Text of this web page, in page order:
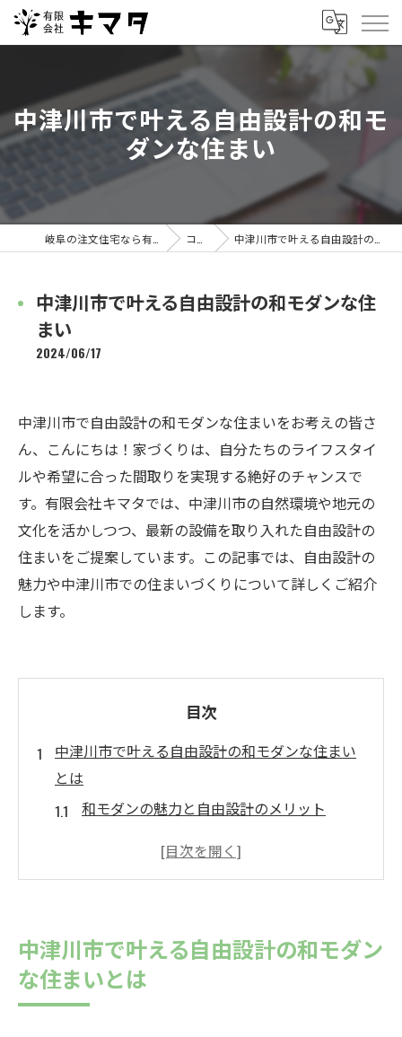
中津川市で叶える自由設計の和モ
ダンな住まい
コラム 中津川市で叶える自由設計の和モダンな住まい
中津川市で叶える自由設計の和モダンな住
まい
2024/06/17
中津川市で自由設計の和モダンな住まいをお考えの皆さ
ん、こんにちは！家づくりは、自分たちのライフスタイ
ルや希望に合った間取りを実現する絶好のチャンスで
す。有限会社キマタでは、中津川市の自然環境や地元の
文化を活かしつつ、最新の設備を取り入れた自由設計の
住まいをご提案しています。この記事では、自由設計の
魅力や中津川市での住まいづくりについて詳しくご紹介
します。
目次
中津川市で叶える自由設計の和モダンな住まい
とは
和モダンの魅力と自由設計のメリット
中津川市の風土を活かした家づくり
実例から学ぶ和モダンな住まい
自由設計で実現する中津川市の自然と調和した
中津川市で叶える自由設計の和モダン
な住まいとは